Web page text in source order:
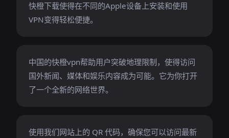
快橙下载使得在不同的Apple设备上安装和使用
VPN变得轻松便捷。
中国的快橙vpn帮助用户突破地理限制，使得访问
国外新闻、媒体和娱乐内容成为可能。它为你打开
了一个全新的网络世界。
使用我们网站上的 QR 代码，确保您可以访问最新